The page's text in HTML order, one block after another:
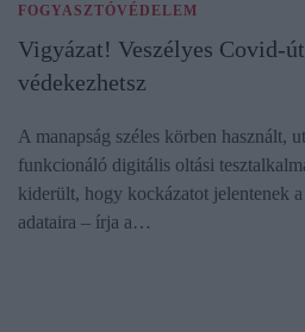
FOGYASZTÓVÉDELEM
Vigyázat! Veszélyes Covid-
védekezhetsz
A manapság széles körben használt,
funkcionáló digitális oltási
kiderült, hogy kockázatot jelentenek
adataira – írja a…